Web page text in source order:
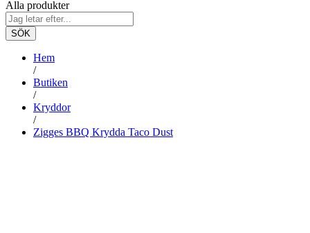
Alla produkter
SÖK
Hem
/
Butiken
/
Kryddor
/
Zigges BBQ Krydda Taco Dust